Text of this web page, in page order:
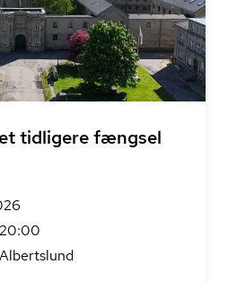
tidligere fængsel